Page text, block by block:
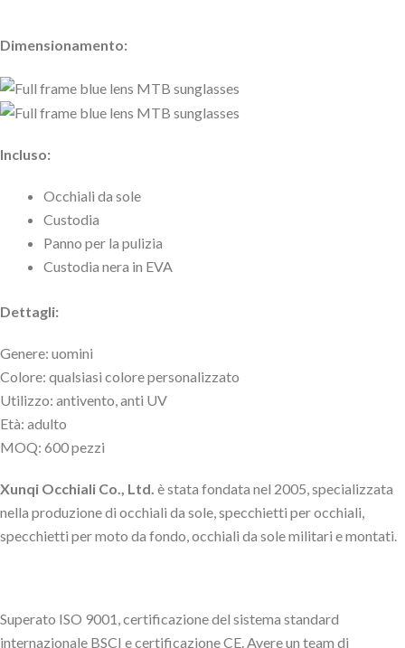
Dimensionamento:
Incluso:
Occhiali da sole
Custodia
Panno per la pulizia
Custodia nera in EVA
Dettagli:
Genere: uomini
Colore: qualsiasi colore personalizzato
Utilizzo: antivento, anti UV
Età: adulto
MOQ: 600 pezzi
Xunqi Occhiali Co., Ltd. è stata fondata nel 2005, specializzata
nella produzione di occhiali da sole, specchietti per occhiali,
specchietti per moto da fondo, occhiali da sole militari e montati.
Superato ISO 9001, certificazione del sistema standard
internazionale BSCI e certificazione CE. Avere un team di